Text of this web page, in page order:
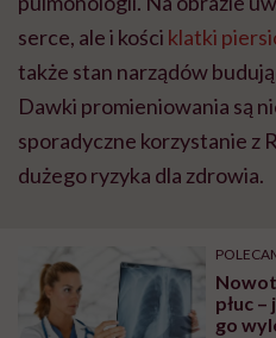
serce, ale i kości klatki
także stan narządów
Dawki promieniowania są
sporadyczne korzystanie z
dużego ryzyka dla zdrowia.
płuc
go